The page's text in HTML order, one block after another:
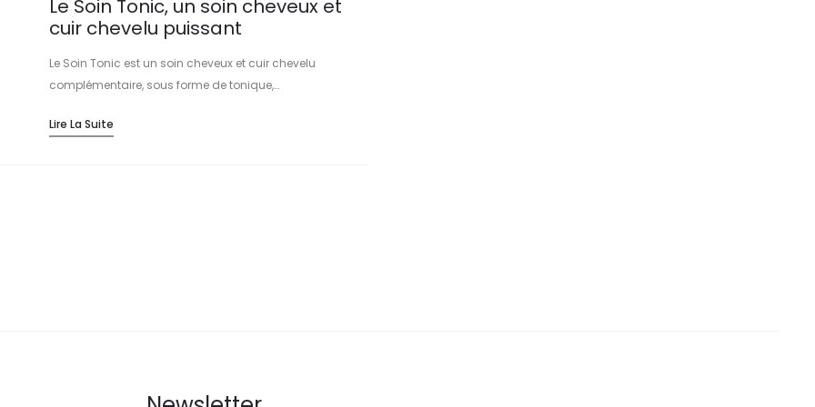
Le Soin Tonic, un soin cheveux et
cuir chevelu puissant
Le Soin Tonic est un soin cheveux et cuir chevelu
complémentaire, sous forme de tonique,…
Lire La Suite